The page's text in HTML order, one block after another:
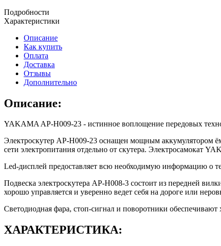
Подробности
Характеристики
Описание
Как купить
Оплата
Доставка
Отзывы
Дополнительно
Описание:
YAKAMA AP-H009-23 - истинное воплощение передовых
Электроскутер AP-H009-23 оснащен мощным аккумулятором
сети электропитания отдельно от скутера. Электросамокат
Led-дисплей предоставляет всю необходимую информацию о
Подвеска электроскутера AP-H008-3 состоит из передней
хорошо управляется и уверенно ведет себя на дороге или
Светодиодная фара, стоп-сигнал и поворотники
ХАРАКТЕРИСТИКА: